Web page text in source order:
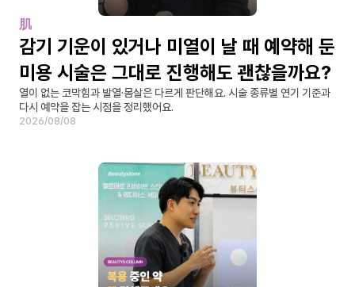
肌
감기 기운이 있거나 미열이 날 때 예약해 둔
미용 시술은 그대로 진행해도 괜찮을까요?
열이 없는 코막힘과 발열·몸살은 다르게 판단해요. 시술 종류별 연기 기준과
다시 예약을 잡는 시점을 정리했어요.
2026/08/08